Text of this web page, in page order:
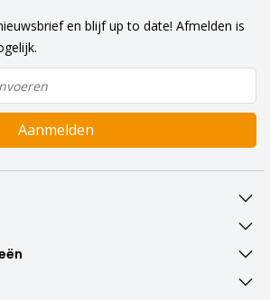
en blijf up to date! Afmelden is
Aanmelden